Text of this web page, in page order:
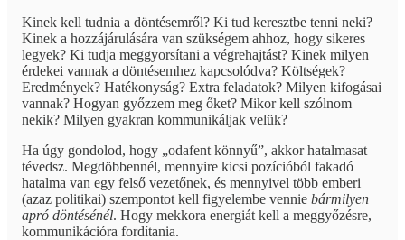
Kinek kell tudnia a döntésemről? Ki tud keresztbe tenni neki?
Kinek a hozzájárulására van szükségem ahhoz, hogy sikeres
legyek? Ki tudja meggyorsítani a végrehajtást? Kinek milyen
érdekei vannak a döntésemhez kapcsolódva? Költségek?
Eredmények? Hatékonyság? Extra feladatok? Milyen kifogásai
vannak? Hogyan győzzem meg őket? Mikor kell szólnom
nekik? Milyen gyakran kommunikáljak velük?
Ha úgy gondolod, hogy „odafent könnyű”, akkor hatalmasat
tévedsz. Megdöbbennél, mennyire kicsi pozícióból fakadó
hatalma van egy felső vezetőnek, és mennyivel több emberi
(azaz politikai) szempontot kell figyelembe vennie bármilyen
apró döntésénél. Hogy mekkora energiát kell a meggyőzésre,
kommunikációra fordítania.